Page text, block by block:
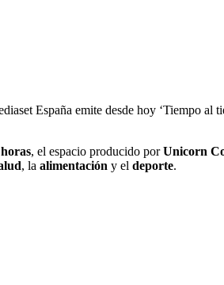
España emite desde hoy ‘Tiempo
, el espacio producido porUnicorn
, la alimentación y el deporte.